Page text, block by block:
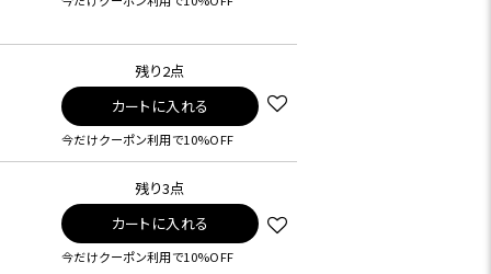
残り2点
カートに入れる
今だけクーポン利用で10%OFF
残り3点
カートに入れる
今だけクーポン利用で10%OFF